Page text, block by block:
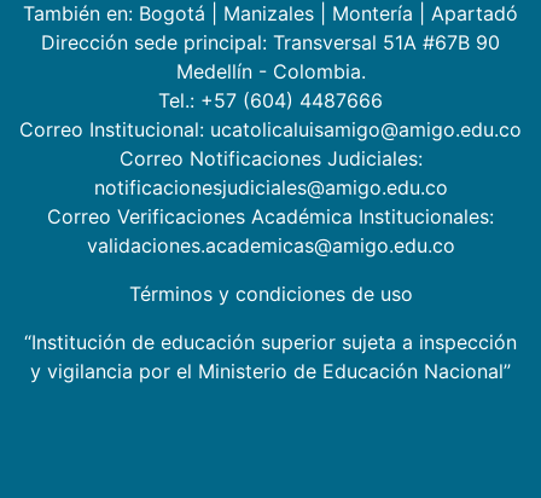
También en: Bogotá Manizales Montería
Apartadó
Dirección sede principal: Transversal 51A #67B 90
Medellín - Colombia.
Tel.: +57 (604) 4487666
Correo Institucional: ucatolicaluisamigo@amigo.edu.co
Correo Notificaciones Judiciales:
notificacionesjudiciales@amigo.edu.co
Correo Verificaciones Académica Institucionales:
validaciones.academicas@amigo.edu.co
Términos y condiciones de uso
“Institución de educación superior sujeta a inspección
y vigilancia por el Ministerio de Educación Nacional”